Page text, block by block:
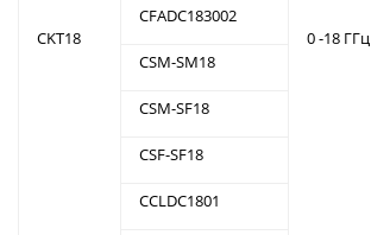
CKT18 0 -18 ГГц
CFADC183002
CSM-SM18
CSM-SF18
CSF-SF18
CCLDC1801